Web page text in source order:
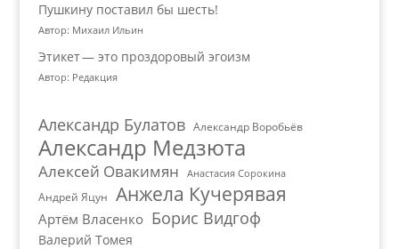
Пушкину поставил бы шесть!
Автор: Михаил Ильин
Этикет — это проздоровый эгоизм
Автор: Редакция
Александр Булатов Александр Воробьёв
Александр Медзюта
Алексей Овакимян Анастасия Сорокина
Андрей Яцун Анжела Кучерявая
Артём Власенко Борис Видгоф
Валерий Томея